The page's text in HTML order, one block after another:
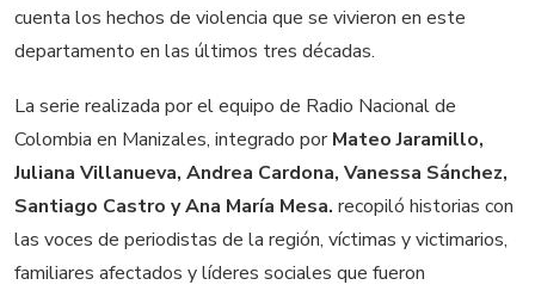
cuenta los hechos de violencia que se vivieron en este
departamento en las últimos tres décadas.
La serie realizada por el equipo de Radio Nacional de
Colombia en Manizales, integrado porMateo Jaramillo,
Juliana Villanueva, Andrea Cardona, Vanessa Sánchez,
Santiago Castro y Ana María Mesa. recopiló historias con
las voces de periodistas de la región, víctimas y victimarios,
familiares afectados y líderes sociales que fueron